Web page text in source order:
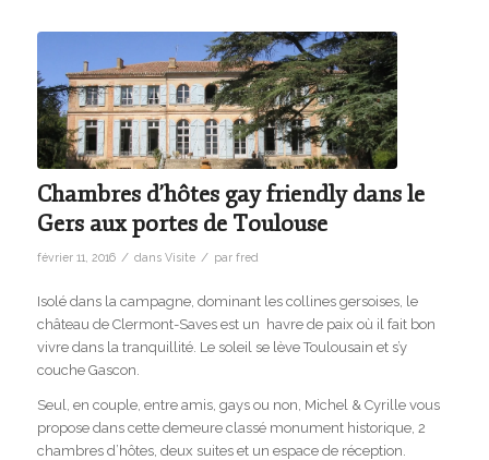
Chambres d’hôtes gay friendly dans le
Gers aux portes de Toulouse
février 11, 2016 / dans Visite / par fred
Isolé dans la campagne, dominant les collines gersoises, le
château de Clermont-Saves est un havre de paix où il fait bon
vivre dans la tranquillité. Le soleil se lève Toulousain et s’y
couche Gascon.
Seul, en couple, entre amis, gays ou non, Michel & Cyrille vous
propose dans cette demeure classé monument historique, 2
chambres d’hôtes, deux suites et un espace de réception.